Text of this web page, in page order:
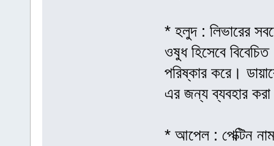
* হলুদ : লিভারের
ওষুধ হিসেবে
পরিষ্কার করে।
এর জন্য ব্যবহার
* আপেল : পেক্টিন